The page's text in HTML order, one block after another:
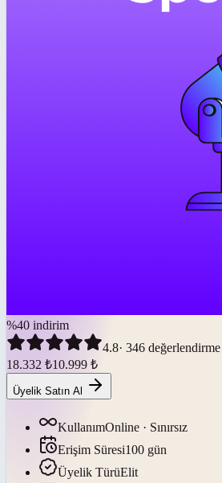
%40 indirim
4.8· 346 değerlendirme
18.332 ₺10.999 ₺
Üyelik Satın Al
KullanımOnline · Sınırsız
Erişim Süresi100 gün
Üyelik TürüElit